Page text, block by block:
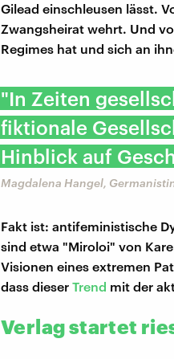
Gilead einschleusen lässt.
Zwangsheirat wehrt. Und
Regimes hat und sich an
"In Zeiten
fiktionale
Hinblick auf
Magdalena Hangel,
Fakt ist: antifeministische
sind etwa "Miroloi" von
Visionen eines extremen
dass dieser Trend mit der
Verlag startet